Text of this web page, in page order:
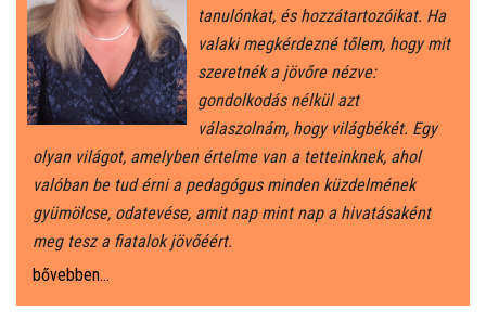
SZÜLŐKNEK
PEDAGÓGUSOK ELÉRHETŐSÉGE
ÉTKEZÉS
KORONAVÍRUS
tanulónkat, és hozzátartozóikat. Ha
valaki megkérdezné tőlem, hogy mit
szeretnék a jövőre nézve:
gondolkodás nélkül azt
válaszolnám, hogy világbékét. Egy
olyan világot, amelyben értelme van a tetteinknek, ahol
valóban be tud érni a pedagógus minden küzdelmének
gyümölcse, odatevése, amit nap mint nap a hivatásaként
meg tesz a fiatalok jövőéért.
bővebben...